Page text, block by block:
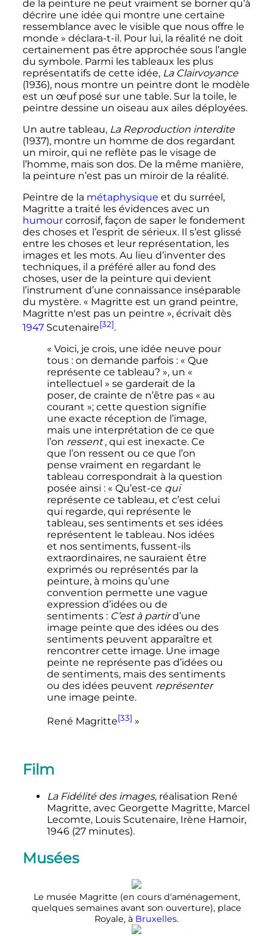
de la peinture ne peut vraiment se borner qu’à
décrire une idée qui montre une certaine
ressemblance avec le visible que nous offre le
monde » déclara-t-il. Pour lui, la réalité ne doit
certainement pas être approchée sous l’angle
du symbole. Parmi les tableaux les plus
représentatifs de cette idée, La Clairvoyance
(1936), nous montre un peintre dont le modèle
est un œuf posé sur une table. Sur la toile, le
peintre dessine un oiseau aux ailes déployées.
Un autre tableau, La Reproduction interdite
(1937), montre un homme de dos regardant
un miroir, qui ne reflète pas le visage de
l’homme, mais son dos. De la même manière,
la peinture n’est pas un miroir de la réalité.
Peintre de la métaphysique et du surréel,
Magritte a traité les évidences avec un
humourcorrosif, façon de saper le fondement
des choses et l’esprit de sérieux. Il s’est glissé
entre les choses et leur représentation, les
images et les mots. Au lieu d’inventer des
techniques, il a préféré aller au fond des
choses, user de la peinture qui devient
l’instrument d’une connaissance inséparable
du mystère. « Magritte est un grand peintre,
Magritte n'est pas un peintre », écrivait dès
1947Scutenaire[32].
« Voici, je crois, une idée neuve pour
tous : on demande parfois : « Que
représente ce tableau? », un «
intellectuel » se garderait de la
poser, de crainte de n’être pas « au
courant »; cette question signifie
une exacte réception de l’image,
mais une interprétation de ce que
l’on ressent, qui est inexacte. Ce
que l’on ressent ou ce que l’on
pense vraiment en regardant le
tableau correspondrait à la question
posée ainsi : « Qu’est-ce qui
représente ce tableau, et c’est celui
qui regarde, qui représente le
tableau, ses sentiments et ses idées
représentent le tableau. Nos idées
et nos sentiments, fussent-ils
extraordinaires, ne sauraient être
exprimés ou représentés par la
peinture, à moins qu’une
convention permette une vague
expression d’idées ou de
sentiments : C’est à partird’une
image peinte que des idées ou des
sentiments peuvent apparaître et
rencontrer cette image. Une image
peinte ne représente pas d’idées ou
de sentiments, mais des sentiments
ou des idées peuvent représenter
une image peinte.
René Magritte[33] »
Film
La Fidélité des images, réalisation René
Magritte, avec Georgette Magritte, Marcel
Lecomte, Louis Scutenaire, Irène Hamoir,
1946 (27 minutes).
Musées
Le musée Magritte (en cours d'aménagement,
quelques semaines avant son ouverture), place
Royale, à Bruxelles.